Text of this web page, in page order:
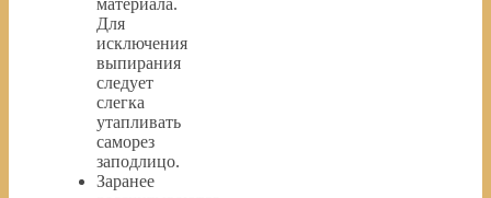
Для
исключения
выпирания
следует
слегка
утапливать
саморез
заподлицо.
Заранее